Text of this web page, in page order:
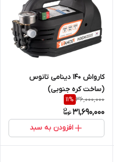
کارواش 140 دینامی تانوس
(ساخت کره جنوبی)
36,000,000
11%
31,690,000
افزودن به سبد